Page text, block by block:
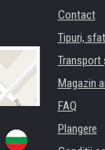
Contact
Tipuri,
Transport
Magazin
FAQ
Plangere